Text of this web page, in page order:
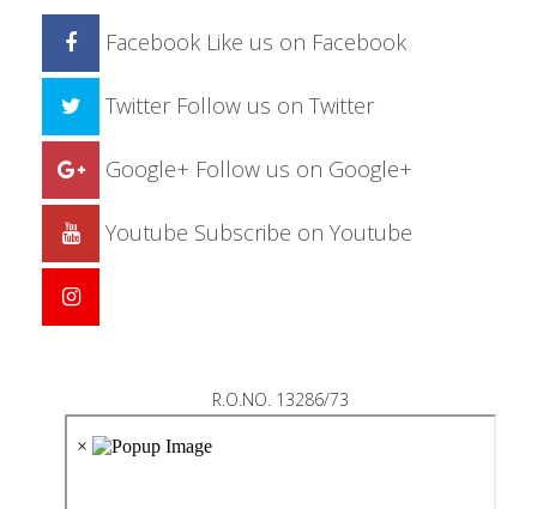
Facebook Like us on Facebook
Twitter Follow us on Twitter
Google+ Follow us on Google+
Youtube Subscribe on Youtube
R.O.NO. 13286/73